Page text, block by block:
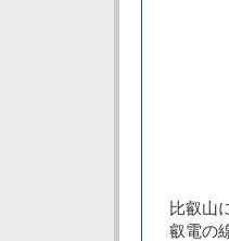
比叡山
叡電の